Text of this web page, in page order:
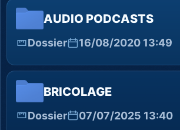
AUDIO PODCASTS
Dossier 16/08/2020 13:49
BRICOLAGE
Dossier 07/07/2025 13:40